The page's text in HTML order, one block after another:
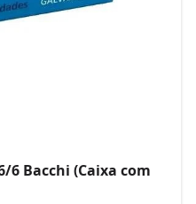
6 Bacchi (Caixa com